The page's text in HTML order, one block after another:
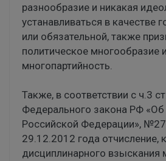
разнообразие и никакая
устанавливаться в качестве
или обязательной, также
политическое многообразие и
многопартийность.
Также, в соответствии с ч.3
Федерального закона РФ
Российской Федерации»,
29.12.2012 года отчисление,
дисциплинарного